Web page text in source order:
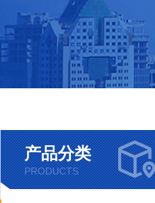
产品分类
PRODUCTS